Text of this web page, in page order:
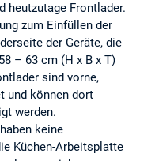
heutzutage Frontlader.
zum Einfüllen der
der Geräte, die
– 63 cm (H x B x T)
sind vorne,
und können dort
werden.
keine
Küchen-Arbeitsplatte